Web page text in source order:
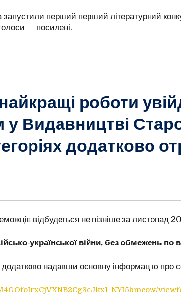
перший перший літературний
— посилені.
роботи
у Видавництві
додатково
відбудеться не пізніше за листопад
української війни, без обмежень по
надавши основну інформацію про
NYI5bmcow/